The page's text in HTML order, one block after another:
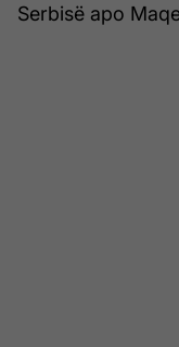
Serbisë apo